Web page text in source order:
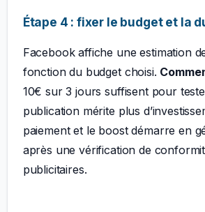
Étape 4 : fixer le budget et la
Facebook affiche une estimation
fonction du budget choisi.
10€ sur 3 jours suffisent pour
publication mérite plus
paiement et le boost démarre en
après une vérification de
publicitaires.